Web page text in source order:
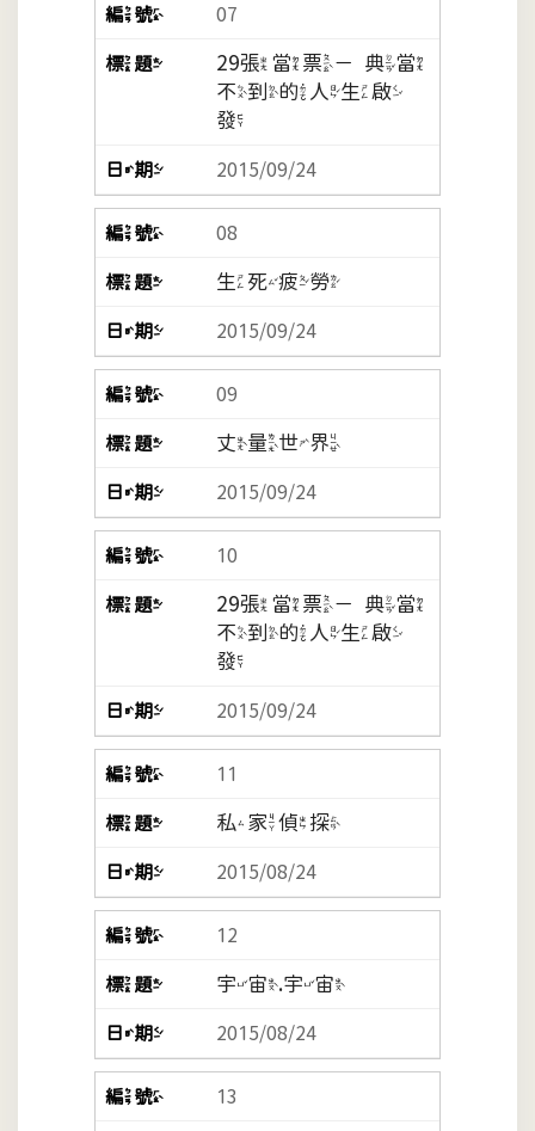
07
29張當票－典當
不到的人生啟
發
2015/09/24
08
生死疲勞
2015/09/24
09
丈量世界
2015/09/24
10
29張當票－典當
不到的人生啟
發
2015/09/24
11
私家偵探
2015/08/24
12
宇宙.宇宙
2015/08/24
13